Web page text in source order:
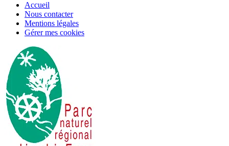
Accueil
Nous contacter
Mentions légales
Gérer mes cookies